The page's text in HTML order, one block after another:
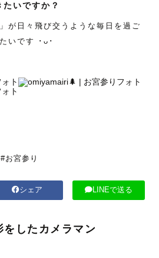
いですか？
が日々飛び交うような毎日を過ご
いです ･ᴗ･
#お宮参り
シェア LINEで送る
をしたカメラマン